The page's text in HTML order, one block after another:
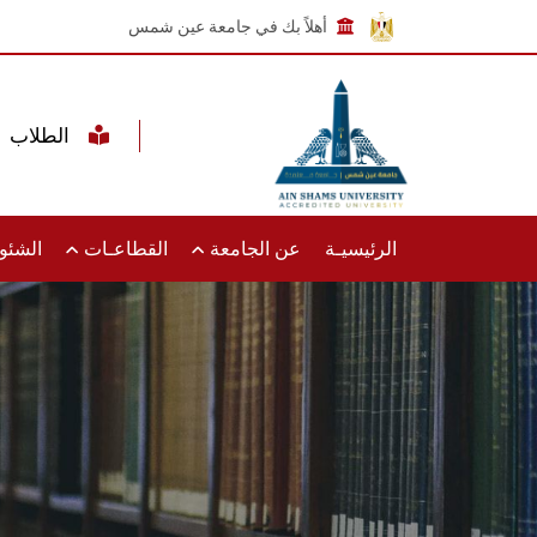
أهلاً بك في جامعة عين شمس
الرئيسيـة عن الجامعة القطاعـات